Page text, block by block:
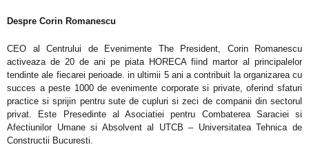
Despre Corin Romanescu
CEO al Centrului de Evenimente The President, Corin Romanescu
activeaza de 20 de ani pe piata HORECA fiind martor al principalelor
tendinte ale fiecarei perioade. in ultimii 5 ani a contribuit la organizarea cu
succes a peste 1000 de evenimente corporate si private, oferind sfaturi
practice si sprijin pentru sute de cupluri si zeci de companii din sectorul
privat. Este Presedinte al Asociatiei pentru Combaterea Saraciei si
Afectiunilor Umane si Absolvent al UTCB – Universitatea Tehnica de
Constructii Bucuresti.